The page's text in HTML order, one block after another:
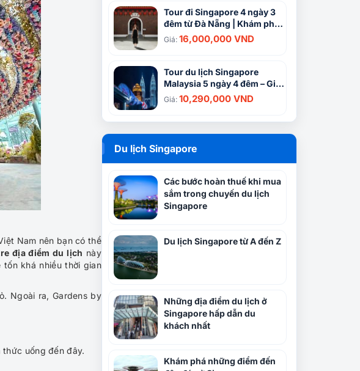
Nam nên bạn có thể
địa điểm du lịch này
khá nhiều thời gian
Ngoài ra, Gardens by
thức uống đến đây.
Tour đi Singapore 4 ngày 3
đêm từ Đà Nẵng | Khám phá
đảo quốc Sư Tử
Giá: 16,000,000 VND
Tour du lịch Singapore
Malaysia 5 ngày 4 đêm – Giá
cực shock, ưu đãi hấp dẫn
Giá: 10,290,000 VND
Du lịch Singapore
Các bước hoàn thuế khi mua
sắm trong chuyến du lịch
Singapore
Du lịch Singapore từ A đến Z
Những địa điểm du lịch ở
Singapore hấp dẫn du
khách nhất
Khám phá những điểm đến